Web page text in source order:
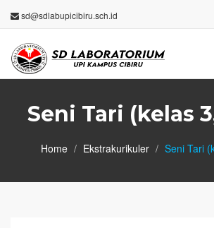
sd@sdlabupicibiru.sch.id
Seni Tari (kelas
Home Ekstrakurikuler Seni Tari